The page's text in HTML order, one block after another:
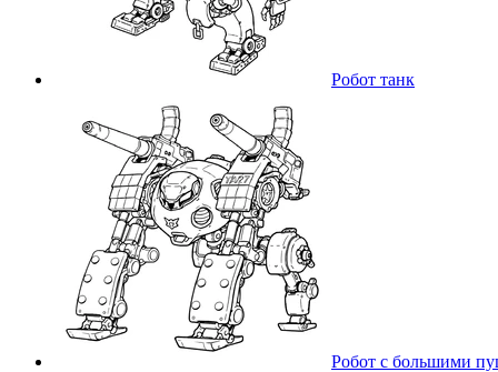
Робот танк
Робот с большими